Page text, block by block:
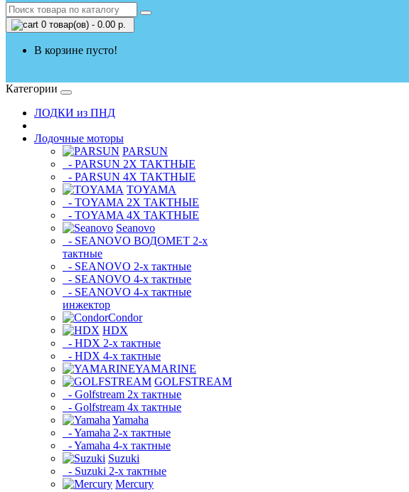
0 товар(ов) - 0.00 р.
В корзине пусто!
Категории
ЛОДКИ из ПНД
Лодочные моторы
PARSUN
- PARSUN 2Х ТАКТНЫЕ
- PARSUN 4Х ТАКТНЫЕ
TOYAMA
- TOYAMA 2Х ТАКТНЫЕ
- TOYAMA 4Х ТАКТНЫЕ
Seanovo
- SEANOVO ВОДОМЕТ 2-х
тактные
- SEANOVO 2-х тактные
- SEANOVO 4-х тактные
- SEANOVO 4-х тактные
инжектор
Condor
HDX
- HDX 2-х тактные
- HDX 4-х тактные
YAMARINE
GOLFSTREAM
- Golfstream 2х тактные
- Golfstream 4х тактные
Yamaha
- Yamaha 2-х тактные
- Yamaha 4-х тактные
Suzuki
- Suzuki 2-х тактные
Mercury